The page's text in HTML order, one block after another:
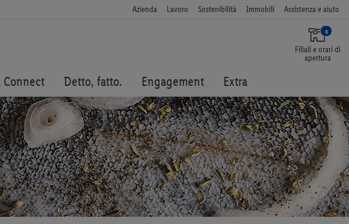
Azienda Lavoro Sostenibilità Immobili Assistenza e aiuto
x
Filiali e orari di
apertura
Connect Detto, fatto. Engagement Extra